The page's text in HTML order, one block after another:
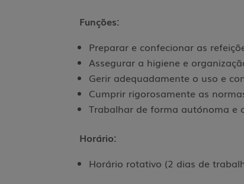
Funções:
Preparar e confecionar as
Assegurar a higiene e
Gerir adequadamente o uso e
Cumprir rigorosamente as
Trabalhar de forma autónoma e
Horário:
Horário rotativo (2 dias de